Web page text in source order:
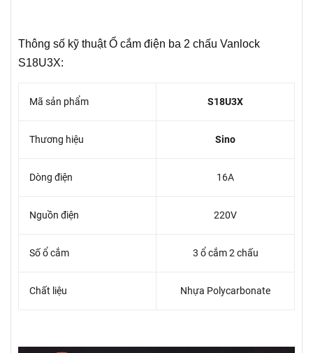
Thông số kỹ thuật Ổ cắm điện ba 2 chấu Vanlock
S18U3X:
Mã sản phẩm S18U3X
Thương hiệu Sino
Dòng điện 16A
Nguồn điện 220V
Số ổ cắm 3 ổ cắm 2 chấu
Chất liệu Nhựa Polycarbonate